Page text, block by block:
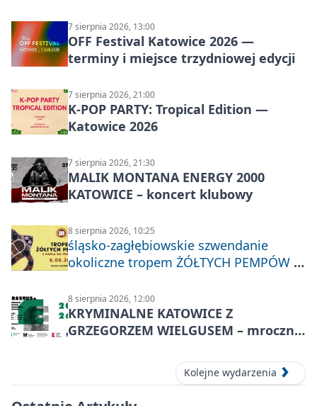
7 sierpnia 2026, 13:00
OFF Festival Katowice 2026 —
terminy i miejsce trzydniowej edycji
7 sierpnia 2026, 21:00
K-POP PARTY: Tropical Edition —
Katowice 2026
7 sierpnia 2026, 21:30
MALIK MONTANA ENERGY 2000
KATOWICE – koncert klubowy
8 sierpnia 2026, 10:25
śląsko-zagłębiowskie szwendanie
okoliczne tropem ŻÓŁTYCH PEMPÓW z
8 sierpnia 2026, 12:00
KRYMINALNE KATOWICE Z
GRZEGORZEM WIELGUSEM – mroczne
Kolejne wydarzenia